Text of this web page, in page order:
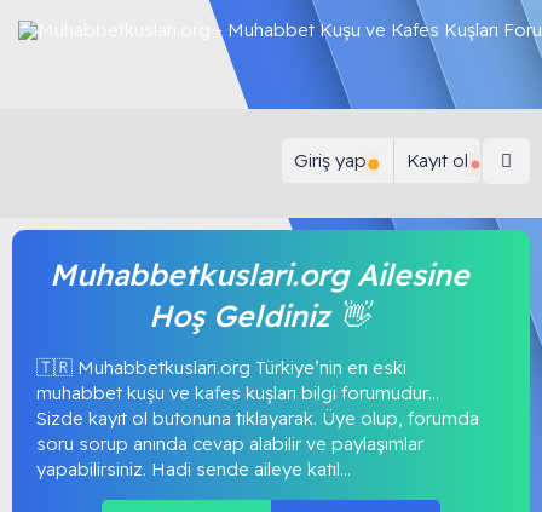
Giriş yap Kayıt ol
Muhabbetkuslari.org Ailesine
Hoş Geldiniz 👋
🇹🇷 Muhabbetkuslari.org Türkiye’nin en eski
muhabbet kuşu ve kafes kuşları bilgi forumudur…
Sizde kayıt ol butonuna tıklayarak. Üye olup, forumda
soru sorup anında cevap alabilir ve paylaşımlar
yapabilirsiniz. Hadi sende aileye katıl...